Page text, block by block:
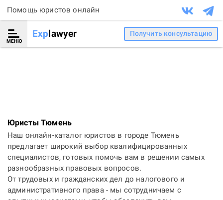
Помощь юристов онлайн
МЕНЮ
Explawyer Получить консультацию
Юристы Тюмень
Наш онлайн-каталог юристов в городе Тюмень
предлагает широкий выбор квалифицированных
специалистов, готовых помочь вам в решении самых
разнообразных правовых вопросов.
От трудовых и гражданских дел до налогового и
административного права - мы сотрудничаем с